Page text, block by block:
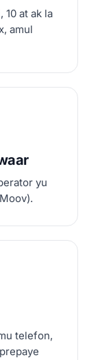
10 at ak la
amul
yu
telefon,